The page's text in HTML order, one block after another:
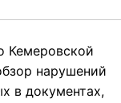
Кемеровской
нарушений
в документах,